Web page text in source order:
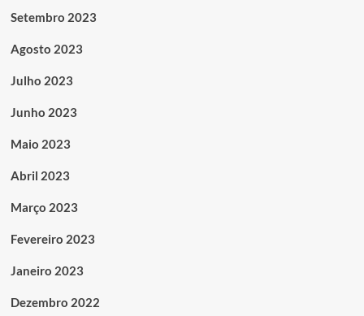
Setembro 2023
Agosto 2023
Julho 2023
Junho 2023
Maio 2023
Abril 2023
Março 2023
Fevereiro 2023
Janeiro 2023
Dezembro 2022